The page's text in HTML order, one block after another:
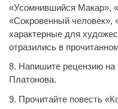
«Усомнившийся Макар»,
«Сокровенный человек»,
характерные для
отразились в
8. Напишите рецензию на
Платонова.
9. Прочитайте повесть